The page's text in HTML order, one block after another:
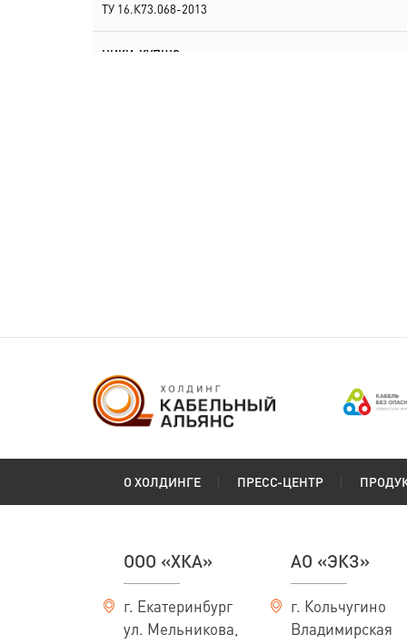
ТУ 16.К73.068-2013
НИКИ-КУПШЭм-
О ХОЛДИНГЕ ПРЕСС-ЦЕНТР
ООО «ХКА»
г. Екатеринбург
ул. Мельникова,
АО «ЭКЗ»
г. Кольчугино
Владимирская